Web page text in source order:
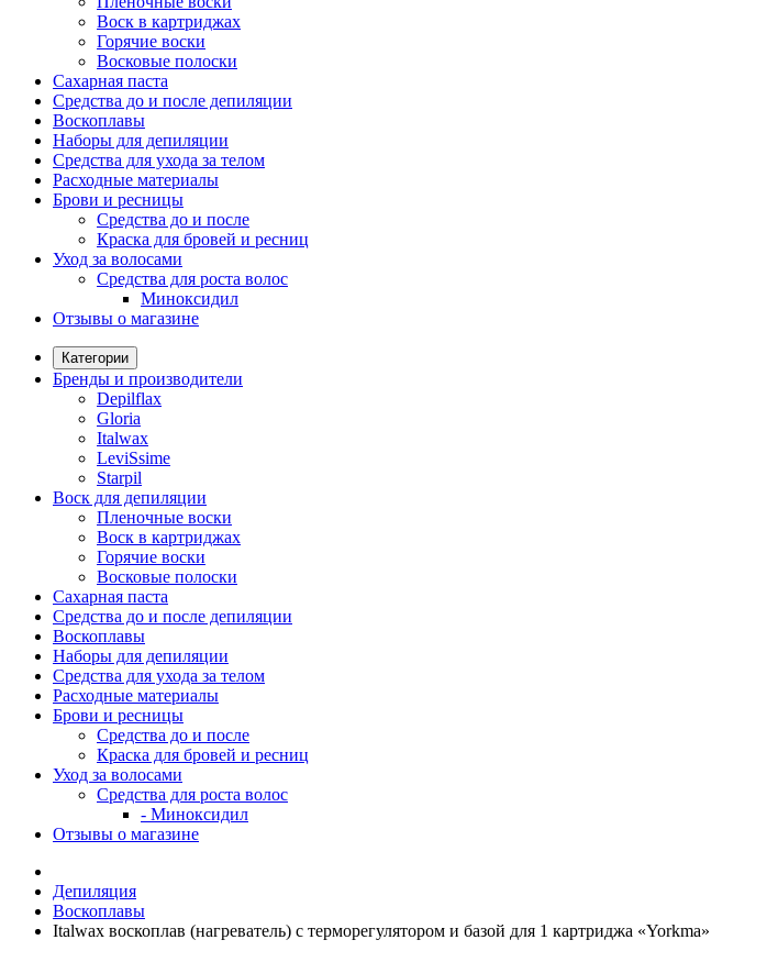
Воск в картриджах
Горячие воски
Восковые полоски
Сахарная паста
Средства до и после депиляции
Воскоплавы
Наборы для депиляции
Средства для ухода за телом
Расходные материалы
Брови и ресницы
Средства до и после
Краска для бровей и ресниц
Уход за волосами
Средства для роста волос
Миноксидил
Отзывы о магазине
Категории
Бренды и производители
Depilflax
Gloria
Italwax
LeviSsime
Starpil
Воск для депиляции
Пленочные воски
Воск в картриджах
Горячие воски
Восковые полоски
Сахарная паста
Средства до и после депиляции
Воскоплавы
Наборы для депиляции
Средства для ухода за телом
Расходные материалы
Брови и ресницы
Средства до и после
Краска для бровей и ресниц
Уход за волосами
Средства для роста волос
- Миноксидил
Отзывы о магазине
Депиляция
Воскоплавы
Italwax воскоплав (нагреватель) с терморегулятором и базой для 1 картриджа «Yorkma»